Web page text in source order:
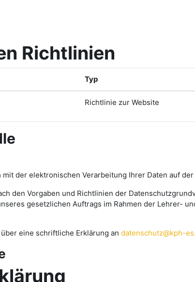
Richtlinien
Typ
Richtlinie zur Website
der elektronischen Verarbeitung Ihrer Daten auf
den Vorgaben und Richtlinien der
gesetzlichen Auftrags im Rahmen der Lehrer-
eine schriftliche Erklärung an datenschutz@kph-